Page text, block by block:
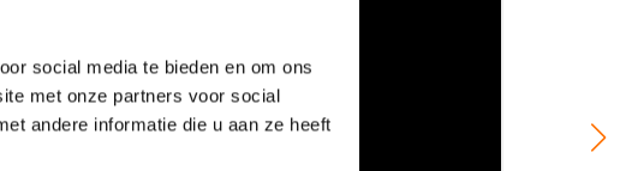
social media te bieden en om ons
met onze partners voor social
andere informatie die u aan ze heeft